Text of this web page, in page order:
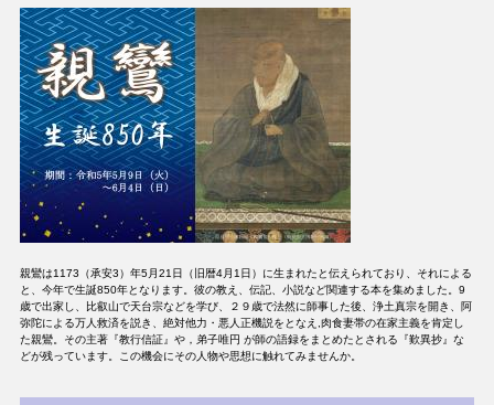
親鸞は1173（承安3）年5月21日（旧暦4月1日）に生まれたと伝えられており、それによる
と、今年で生誕850年となります。彼の教え、伝記、小説など関連する本を集めました。9
歳で出家し、比叡山で天台宗などを学び、２９歳で法然に師事した後、浄土真宗を開き、阿
弥陀による万人救済を説き、絶対他力・悪人正機説をとなえ,肉食妻帯の在家主義を肯定し
た親鸞。その主著『教行信証』や，弟子唯円 が師の語録をまとめたとされる『歎異抄』な
どが残っています。この機会にその人物や思想に触れてみませんか。